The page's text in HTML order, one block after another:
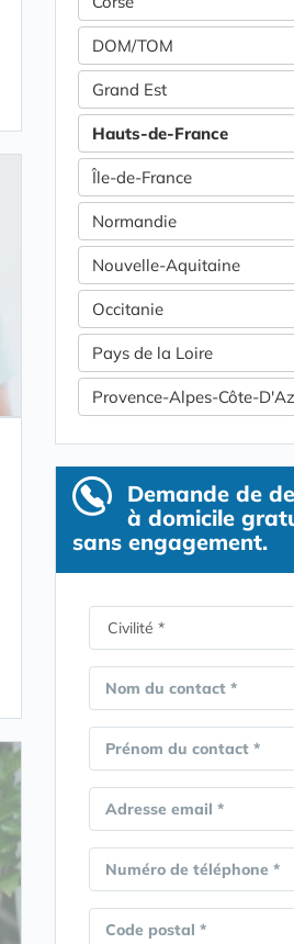
DOM/TOM
Grand Est
Hauts-de-France
Île-de-France
Normandie
Nouvelle-Aquitaine
Occitanie
Pays de la Loire
Provence-Alpes-Côte-
Demande de
à domicile
sans engagement.
Nom du contact *
Prénom du contact *
Adresse email *
Numéro de téléphone *
Code postal *